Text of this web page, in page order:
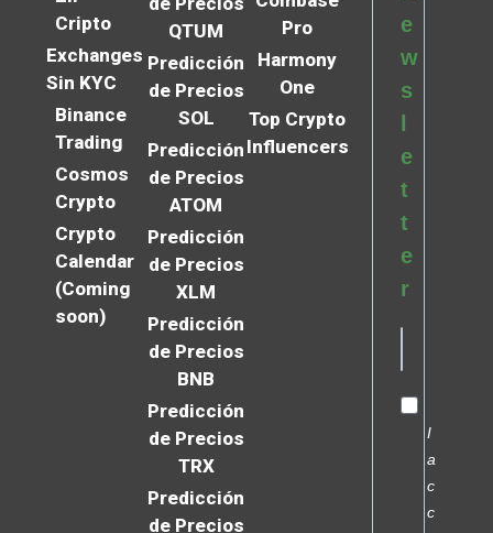
Cripto
Exchanges
Sin KYC
Binance
Trading
Cosmos
Crypto
Crypto
Calendar
(Coming
soon)
QTUM
Predicción
de Precios
SOL
Predicción
de Precios
ATOM
Predicción
de Precios
XLM
Predicción
de Precios
BNB
Predicción
de Precios
TRX
Predicción
de Precios
Pro
Harmony
One
Top Crypto
Influencers
e
w
s
e
t
t
e
r
I
a
c
c